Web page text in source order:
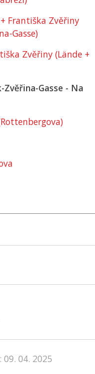
Františka Zvěřiny
Gasse)
Zvěřiny (Lände +
Zvěřina-Gasse - Na
04. 2025